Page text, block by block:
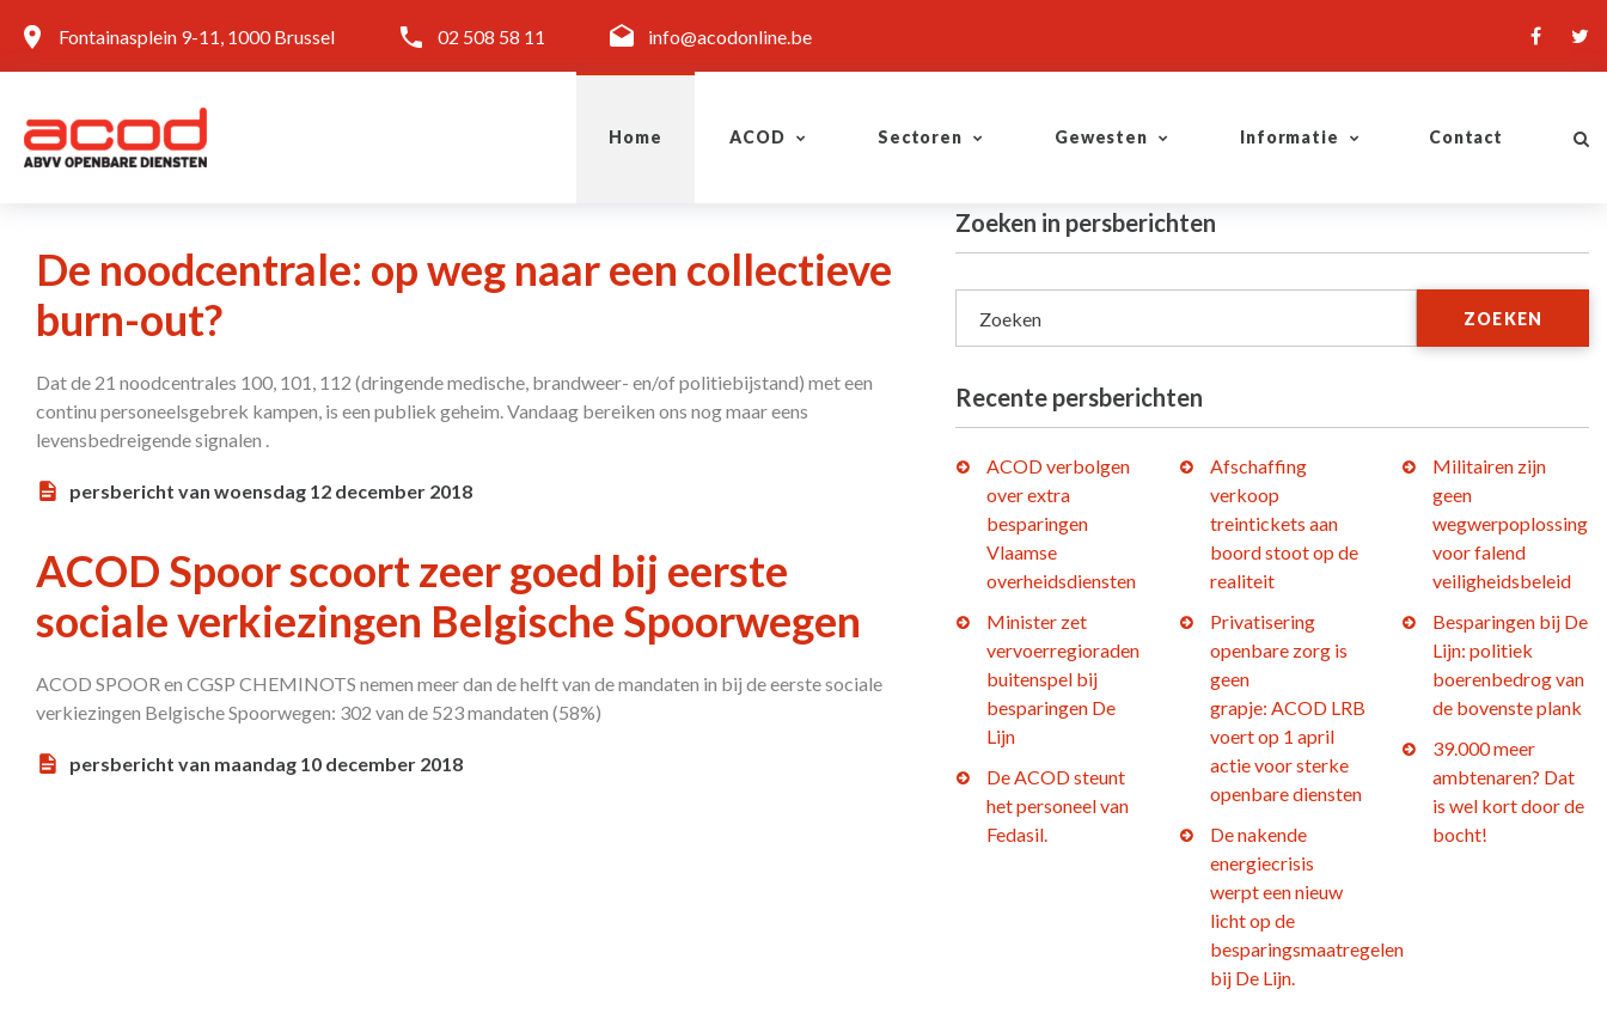
Fontainasplein 9-11, 1000 Brussel 02 508 58 11 info@acodonline.be
Home ACOD Sectoren Gewesten Informatie Contact
De noodcentrale: op weg naar een collectieve
burn-out?
Dat de 21 noodcentrales 100, 101, 112 (dringende medische, brandweer- en/of politiebijstand) met een
continu personeelsgebrek kampen, is een publiek geheim. Vandaag bereiken ons nog maar eens
levensbedreigende signalen .
persbericht van woensdag 12 december 2018
ACOD Spoor scoort zeer goed bij eerste
sociale verkiezingen Belgische Spoorwegen
ACOD SPOOR en CGSP CHEMINOTS nemen meer dan de helft van de mandaten in bij de eerste sociale
verkiezingen Belgische Spoorwegen: 302 van de 523 mandaten (58%)
persbericht van maandag 10 december 2018
Zoeken in persberichten
Zoeken ZOEKEN
Recente persberichten
ACOD verbolgen
over extra
besparingen
Vlaamse
overheidsdiensten
Minister zet
vervoerregioraden
buitenspel bij
besparingen De
Lijn
De ACOD steunt
het personeel van
Fedasil.
Afschaffing
verkoop
treintickets aan
boord stoot op de
realiteit
Privatisering
openbare zorg is
geen
grapje: ACOD LRB
voert op 1 april
actie voor sterke
openbare diensten
De nakende
energiecrisis
werpt een nieuw
licht op de
besparingsmaatregelen
bij De Lijn.
Militairen zijn
geen
wegwerpoplossing
voor falend
veiligheidsbeleid
Besparingen bij De
Lijn: politiek
boerenbedrog van
de bovenste plank
39.000 meer
ambtenaren? Dat
is wel kort door de
bocht!